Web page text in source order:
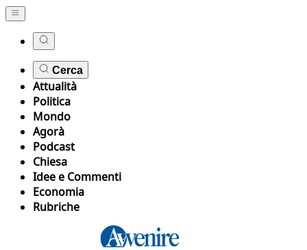
Cerca
Attualità
Politica
Mondo
Agorà
Podcast
Chiesa
Idee e Commenti
Economia
Rubriche